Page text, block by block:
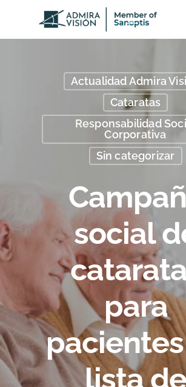
Hit enter to search or ESC to
Actualidad Admira
Cataratas
Responsabilidad
Corporativa
Sin categorizar
social
para
lista de